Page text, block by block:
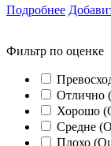
Подробнее
Фильтр по оценке
Отлично
Хорошо
Средне
Плохо